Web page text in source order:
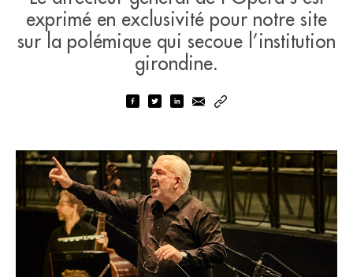
exprimé en exclusivité pour notre site
sur la polémique qui secoue l’institution
girondine.